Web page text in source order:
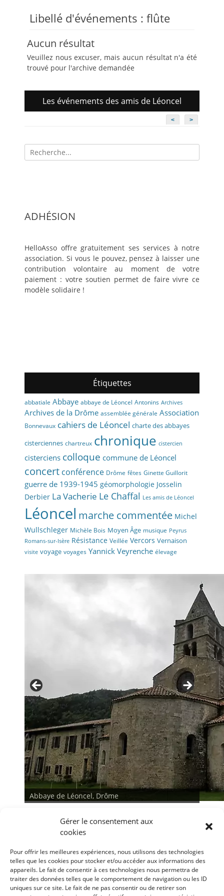
Gérer le consentement aux
cookies
Pour offrir les meilleures expériences, nous utilisons des technologies
telles que les cookies pour stocker et/ou accéder aux informations des
appareils. Le fait de consentir à ces technologies nous permettra de
traiter des données telles que le comportement de navigation ou les ID
uniques sur ce site. Le fait de ne pas consentir ou de retirer son
Libellé d'événements : flûte
Aucun résultat
Veuillez nous excuser, mais aucun résultat n'a été
trouvé pour l'archive demandée
Les événements des amis de Léoncel
< >
Recherche
pour:
ADHÉSION
HelloAsso offre gratuitement ses services à notre
association. Si vous le pouvez, pensez à laisser une
contribution volontaire au moment de votre
paiement : votre soutien permet de faire vivre ce
modèle solidaire !
Étiquettes
abbatiale Abbaye abbaye de Léoncel Antonins Archives
Archives de la Drôme assemblée générale Association
Bonnevaux cahiers de Léoncel charte des abbayes
cisterciennes chartreux chronique cistercien
cisterciens colloque commune de Léoncel
concert conférence Drôme fêtes Ginette Guillorit
guerre de 1939-1945 géomorphologie Josselin
Derbier La Vacherie Le Chaffal Les amis de Léoncel
Léoncel marche commentée Michel
Wullschleger Michèle Bois Moyen Âge musique Peyrus
Romans-sur-Isère Résistance Veillée Vercors Vernaison
visite voyage voyages Yannick Veyrenche élevage
Abbaye de Léoncel, Drôme
< >